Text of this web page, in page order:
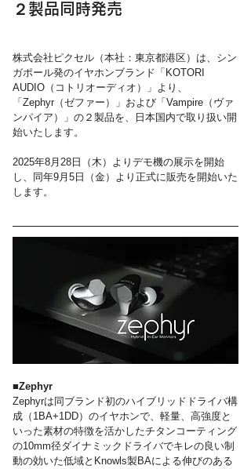
２製品同時発売
株式会社ピクセル（本社：東京都港区）は、シン
ガポール発のイヤホンブランド「KOTORI
AUDIO（コトリオーディオ）」より、
「Zephyr（ゼファー）」および「Vampire（ヴァ
ンパイア）」の２製品を、日本国内で取り扱い開
始いたします。
2025年8月28日（木）よりデモ機の展示を開始
し、同年9月5日（金）より正式に販売を開始いた
します。
■Zephyr
Zephyrは同ブランド初のハイブリッドドライバ構
成（1BA+1DD）のイヤホンで、軽量、高強度と
いった素材の特徴を活かしたチタンコーティング
の10mm径ダイナミックドライバでキレの良い制
動の効いた低域とKnowls製BAによる伸びのある